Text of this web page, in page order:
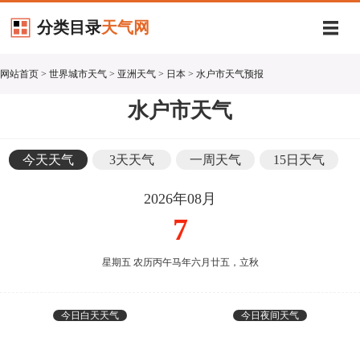
分类目录天气网
网站首页 > 世界城市天气 > 亚洲天气 > 日本 > 水户市天气预报
水户市天气
今天天气 3天天气 一周天气 15日天气
2026年08月
7
星期五 农历丙午马年六月廿五，立秋
今日白天天气 今日夜间天气